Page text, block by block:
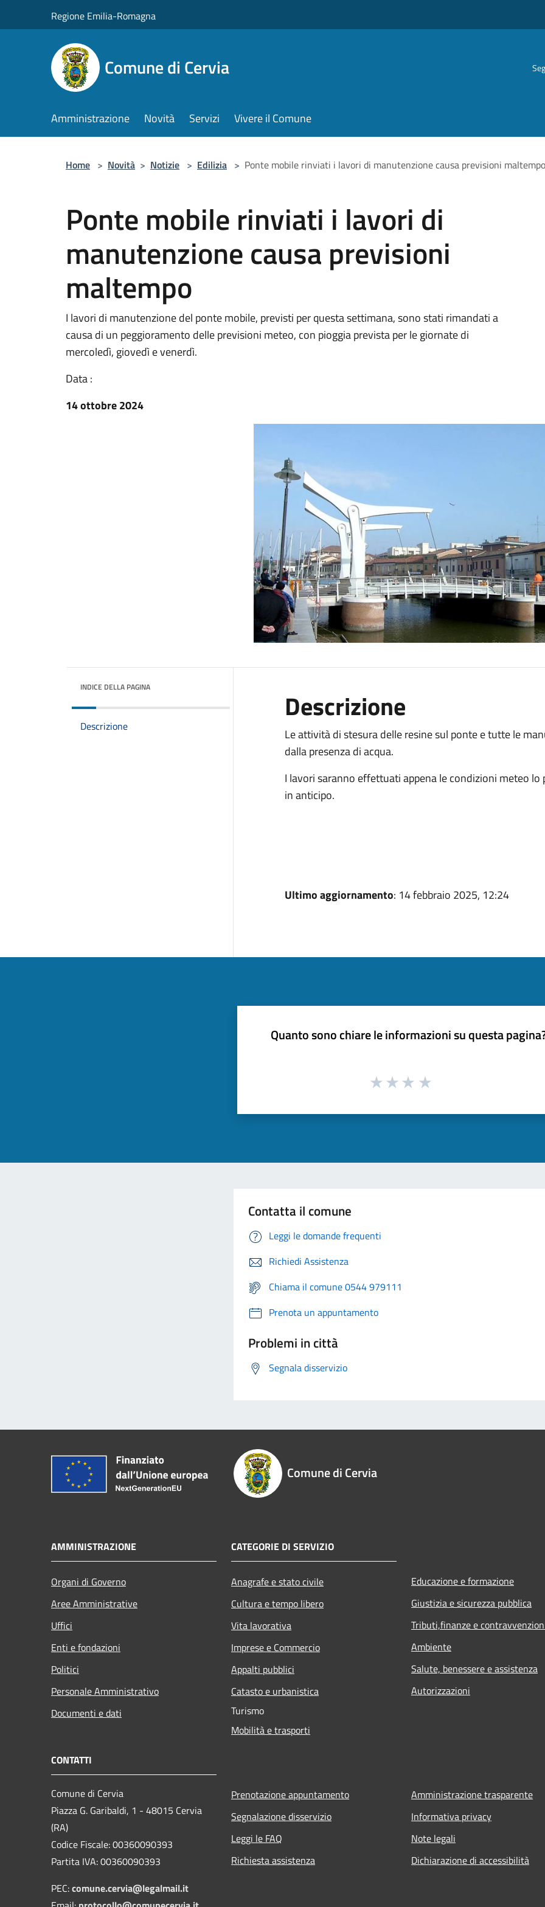
Regione Emilia-Romagna
Comune di Cervia
Amministrazione Novità Servizi Vivere il Comune
Home > Novità > Notizie > Edilizia > Ponte mobile rinviati i lavori di manutenzione causa previsioni maltempo
Ponte mobile rinviati i lavori di
manutenzione causa previsioni
maltempo
I lavori di manutenzione del ponte mobile, previsti per questa settimana, sono stati rimandati a
causa di un peggioramento delle previsioni meteo, con pioggia prevista per le giornate di
mercoledì, giovedì e venerdì.
Data :
14 ottobre 2024
INDICE DELLA PAGINA
Descrizione
Descrizione
Le attività di stesura delle resine sul ponte e tutte le
dalla presenza di acqua.
I lavori saranno effettuati appena le condizioni meteo
in anticipo.
Ultimo aggiornamento: 14 febbraio 2025, 12:24
Quanto sono chiare le informazioni su questa
Contatta il comune
Leggi le domande frequenti
Richiedi Assistenza
Chiama il comune 0544 979111
Prenota un appuntamento
Problemi in città
Segnala disservizio
Comune di Cervia
AMMINISTRAZIONE
Organi di Governo
Aree Amministrative
Uffici
Enti e fondazioni
Politici
Personale Amministrativo
Documenti e dati
CATEGORIE DI SERVIZIO
Anagrafe e stato civile
Cultura e tempo libero
Vita lavorativa
Imprese e Commercio
Appalti pubblici
Catasto e urbanistica
Turismo
Mobilità e trasporti
Educazione e formazione
Giustizia e sicurezza pubblica
Tributi,finanze e
Ambiente
Salute, benessere e assistenza
Autorizzazioni
CONTATTI
Comune di Cervia
Piazza G. Garibaldi, 1 - 48015 Cervia
(RA)
Codice Fiscale: 00360090393
Partita IVA: 00360090393
PEC:comune.cervia@legalmail.it
Prenotazione appuntamento
Segnalazione disservizio
Leggi le FAQ
Richiesta assistenza
Amministrazione trasparente
Informativa privacy
Note legali
Dichiarazione di accessibilità